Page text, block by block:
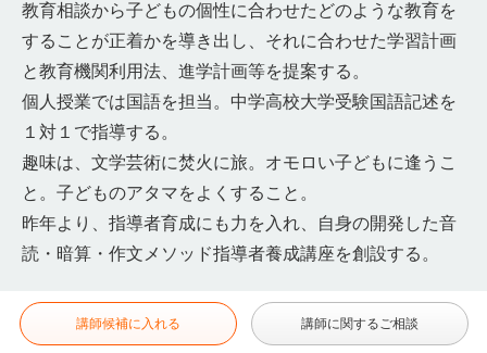
教育相談から子どもの個性に合わせたどのような教育を
することが正着かを導き出し、それに合わせた学習計画
と教育機関利用法、進学計画等を提案する。
個人授業では国語を担当。中学高校大学受験国語記述を
１対１で指導する。
趣味は、文学芸術に焚火に旅。オモロい子どもに逢うこ
と。子どものアタマをよくすること。
昨年より、指導者育成にも力を入れ、自身の開発した音
読・暗算・作文メソッド指導者養成講座を創設する。
講師候補に入れる 講師に関するご相談